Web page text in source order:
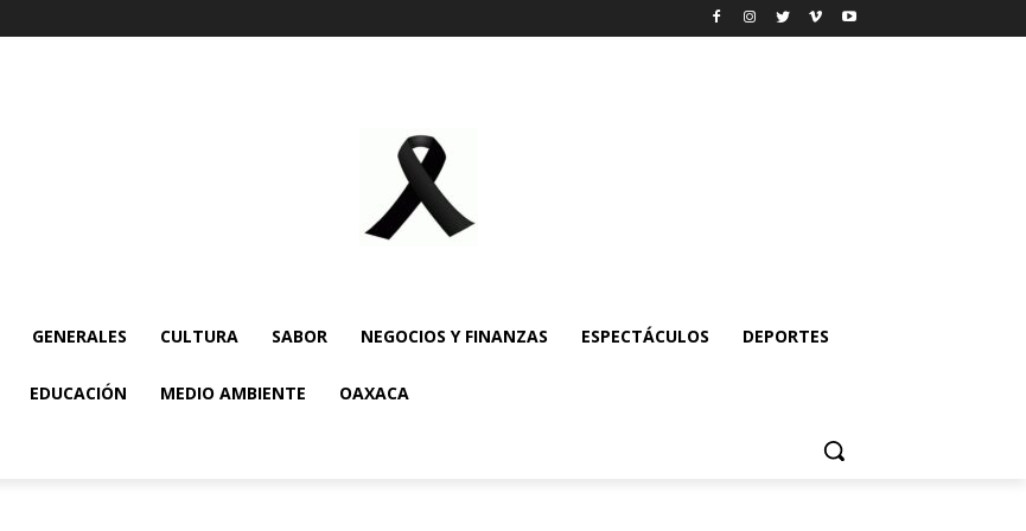
GENERALES CULTURA SABOR NEGOCIOS Y FINANZAS ESPECTÁCULOS DEPORTES
EDUCACIÓN MEDIO AMBIENTE OAXACA